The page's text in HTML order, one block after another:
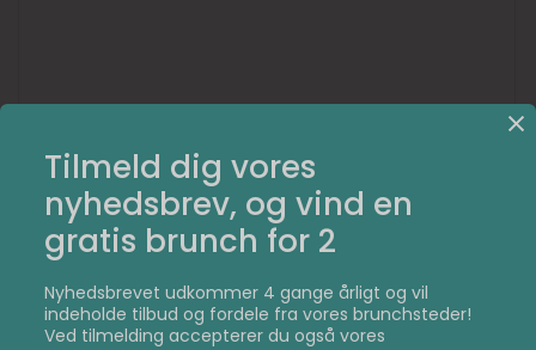
Tilmeld dig vores
nyhedsbrev, og vind en
gratis brunch for 2
Nyhedsbrevet udkommer 4 gange årligt og vil
indeholde tilbud og fordele fra vores brunchsteder!
Ved tilmelding accepterer du også vores
Hvad end du måtte bestille, vil du opleve, hvordan der er
kræset for de små detaljer, så du kan få en god